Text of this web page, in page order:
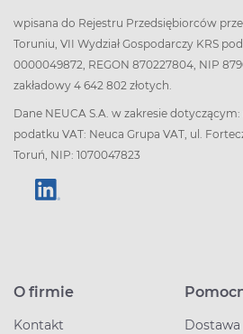
wpisana do Rejestru Przedsiębiorców
Toruniu, VII Wydział Gospodarczy KRS
0000049872, REGON 870227804, NIP
zakładowy 4 642 802 złotych.
Dane NEUCA S.A. w zakresie
podatku VAT: Neuca Grupa VAT, ul.
Toruń, NIP: 1070047823
O firmie
Kontakt
Dostawa